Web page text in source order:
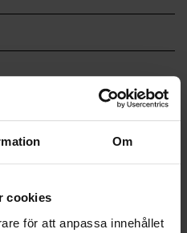
Om
cookies
för att anpassa innehållet